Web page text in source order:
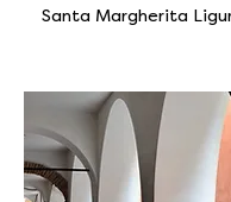
Santa Margherita